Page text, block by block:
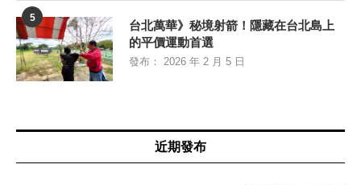
5
台北萬華》秘境射箭！隱藏在台北島上
的平價運動首選
發布： 2026 年 2 月 5 日
近期發布